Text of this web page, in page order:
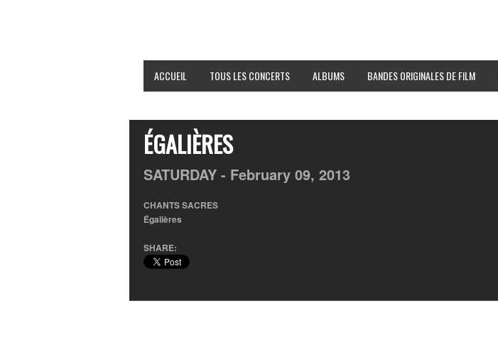
ACCUEIL TOUS LES CONCERTS ALBUMS BANDES ORIGINALES DE FILM
ÉGALIÈRES
SATURDAY - February 09, 2013
CHANTS SACRES
Égalières
SHARE: